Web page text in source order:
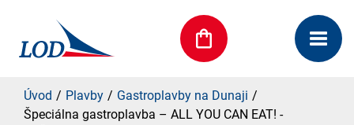
Úvod Plavby
Gastroplavby na Dunaji
Špeciálna gastroplavba – ALL YOU CAN EAT! -